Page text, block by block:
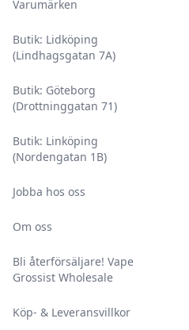
Varumärken
Butik: Lidköping
(Lindhagsgatan 7A)
Butik: Göteborg
(Drottninggatan 71)
Butik: Linköping
(Nordengatan 1B)
Jobba hos oss
Om oss
Bli återförsäljare! Vape
Grossist Wholesale
Köp- & Leveransvillkor